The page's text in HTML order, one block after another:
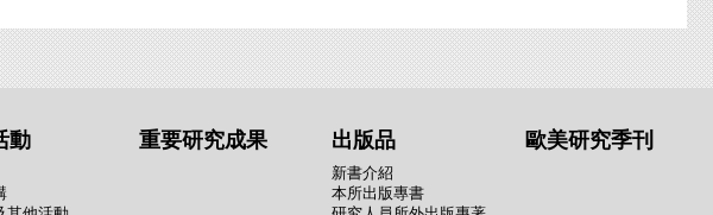
動 重要研究成果 出版品
新書介紹
本所出版專書
歐美研究季刊